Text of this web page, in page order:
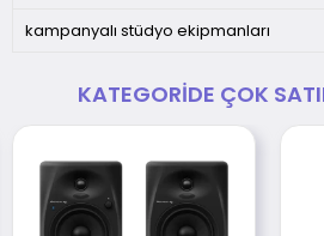
kampanyalı stüdyo ekipmanları
KATEGORIDE ÇOK